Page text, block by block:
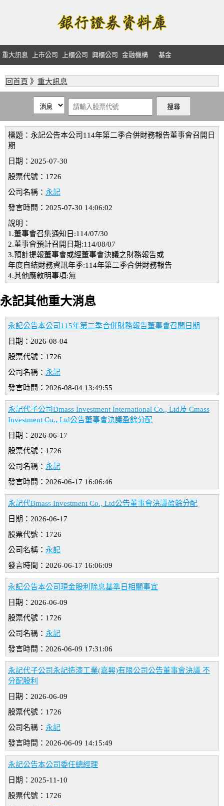
重大訊息 上市公司 上櫃公司 興櫃公司 金融機構 基金
回首頁 》 重大訊息
標題：永記公告本公司114年第二季合併財務報告董事會召開日
期
日期：2025-07-30
股票代號：1726
公司名稱： 永記
發言時間：2025-07-30 14:06:02
說明：
1.董事會召集通知日:114/07/30
2.董事會預計召開日期:114/08/07
3.預計提報董事會或經董事會決議之財務報告或
年度自結財務資訊年季:114年第二季合併財務報告
4.其他應敘明事項:無
永記其他重大消息
永記公告本公司115年第二季合併財務報告董事會召開日期
日期：2026-08-04
股票代號：1726
公司名稱： 永記
發言時間：2026-08-04 13:49:55
永記代子公司Dmass Investment International Co., Ltd及 Cmass
Investment Co., Ltd公告董事會決議盈餘分配
日期：2026-06-17
股票代號：1726
公司名稱： 永記
發言時間：2026-06-17 16:06:46
永記代Bmass Investment Co., Ltd公告董事會決議盈餘分配
日期：2026-06-17
股票代號：1726
公司名稱： 永記
發言時間：2026-06-17 16:06:09
永記公告本公司現金股利除息基準日相關事宜
日期：2026-06-09
股票代號：1726
公司名稱： 永記
發言時間：2026-06-09 17:31:06
永記代子公司永記造漆工業(嘉興)有限公司公告董事會決議 不
分配股利
日期：2026-06-09
股票代號：1726
公司名稱： 永記
發言時間：2026-06-09 14:15:49
永記公告本公司委任總經理
日期：2025-11-10
股票代號：1726